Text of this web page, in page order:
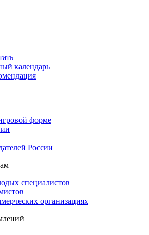
календарь
форме
России
специалистов
организациях